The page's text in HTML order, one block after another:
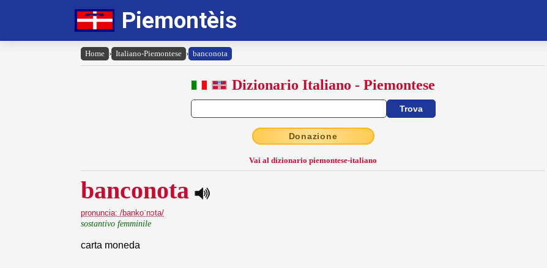
Piemontèis
Home › Italiano-Piemontese › banconota
Dizionario Italiano - Piemontese
Donazione
Vai al dizionario piemontese-italiano
banconota
pronuncia: /bankoˈnɔta/
sostantivo femminile
carta moneda